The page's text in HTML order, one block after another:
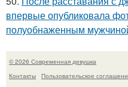
впервые опубликовала
полуобнаженным
© 2026 Современная девушка
Контакты
Пользовательское